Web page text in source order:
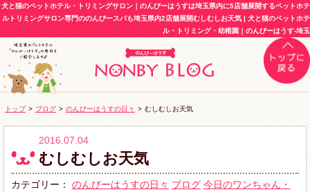
犬と猫のペットホテル・トリミングサロン｜のんびーはうすは埼玉県内に5店舗展開するペットホテ
ルトリミングサロン専門ののんびースパも埼玉県内2店舗展開むしむしお天気 | 犬と猫のペットホテ
ル・トリミング・幼稚園｜のんびーはうす-埼玉
トップ > ブログ > のんびーはうすの日々 > むしむしお天気
2016.07.04
むしむしお天気
カテゴリー： のんびーはうすの日々 ブログ 今日のワンちゃん・